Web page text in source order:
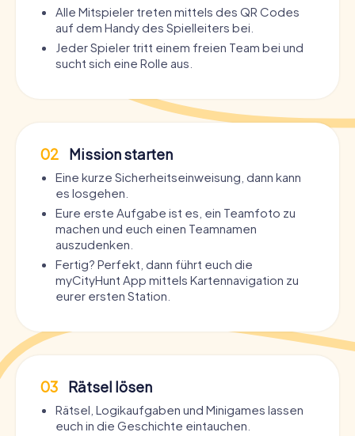
Alle Mitspieler treten mittels des QR Codes
auf dem Handy des Spielleiters bei.
Jeder Spieler tritt einem freien Team bei und
sucht sich eine Rolle aus.
02 Mission starten
Eine kurze Sicherheitseinweisung, dann kann
es losgehen.
Eure erste Aufgabe ist es, ein Teamfoto zu
machen und euch einen Teamnamen
auszudenken.
Fertig? Perfekt, dann führt euch die
myCityHunt App mittels Kartennavigation zu
eurer ersten Station.
03 Rätsel lösen
Rätsel, Logikaufgaben und Minigames lassen
euch in die Geschichte eintauchen.